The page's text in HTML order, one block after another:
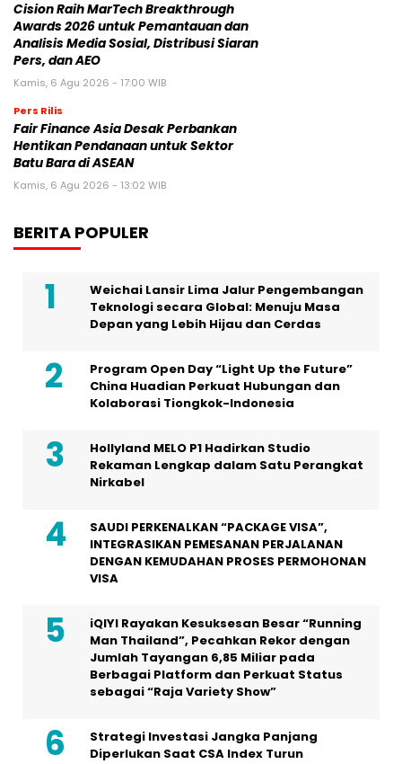
Cision Raih MarTech Breakthrough
Awards 2026 untuk Pemantauan dan
Analisis Media Sosial, Distribusi Siaran
Pers, dan AEO
Kamis, 6 Agu 2026 - 17:00 WIB
Pers Rilis
Fair Finance Asia Desak Perbankan
Hentikan Pendanaan untuk Sektor
Batu Bara di ASEAN
Kamis, 6 Agu 2026 - 13:02 WIB
BERITA POPULER
Weichai Lansir Lima Jalur Pengembangan
Teknologi secara Global: Menuju Masa
Depan yang Lebih Hijau dan Cerdas
Program Open Day “Light Up the Future”
China Huadian Perkuat Hubungan dan
Kolaborasi Tiongkok-Indonesia
Hollyland MELO P1 Hadirkan Studio
Rekaman Lengkap dalam Satu Perangkat
Nirkabel
SAUDI PERKENALKAN “PACKAGE VISA”,
INTEGRASIKAN PEMESANAN PERJALANAN
DENGAN KEMUDAHAN PROSES PERMOHONAN
VISA
iQIYI Rayakan Kesuksesan Besar “Running
Man Thailand”, Pecahkan Rekor dengan
Jumlah Tayangan 6,85 Miliar pada
Berbagai Platform dan Perkuat Status
sebagai “Raja Variety Show”
Strategi Investasi Jangka Panjang
Diperlukan Saat CSA Index Turun